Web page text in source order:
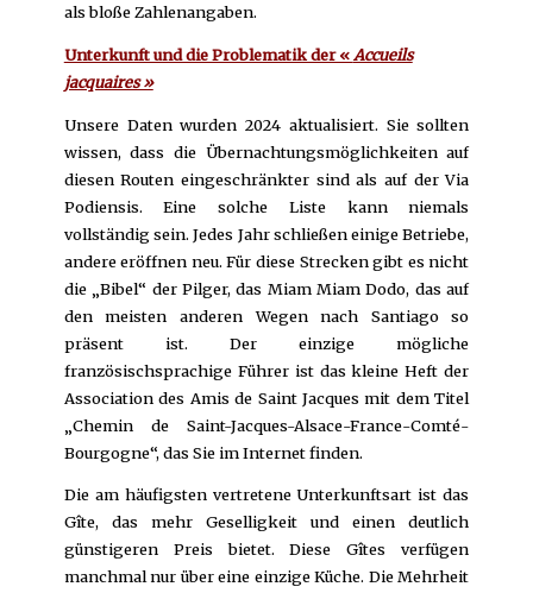
als bloße Zahlenangaben.
Unterkunft und die Problematik der «Accueils
jacquaires »
Unsere Daten wurden 2024 aktualisiert. Sie sollten
wissen, dass die Übernachtungsmöglichkeiten auf
diesen Routen eingeschränkter sind als auf der Via
Podiensis. Eine solche Liste kann niemals
vollständig sein. Jedes Jahr schließen einige Betriebe,
andere eröffnen neu. Für diese Strecken gibt es nicht
die „Bibel“ der Pilger, das Miam Miam Dodo, das auf
den meisten anderen Wegen nach Santiago so
präsent ist. Der einzige mögliche
französischsprachige Führer ist das kleine Heft der
Association des Amis de Saint Jacques mit dem Titel
„Chemin de Saint-Jacques-Alsace-France-Comté-
Bourgogne“, das Sie im Internet finden.
Die am häufigsten vertretene Unterkunftsart ist das
Gîte, das mehr Geselligkeit und einen deutlich
günstigeren Preis bietet. Diese Gîtes verfügen
manchmal nur über eine einzige Küche. Die Mehrheit